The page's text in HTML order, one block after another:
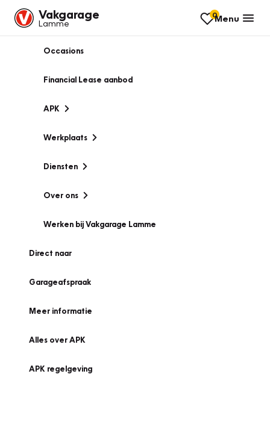
Vakgarage
Lamme
0Menu
Occasions
Financial Lease aanbod
APK
Werkplaats
Diensten
Over ons
Werken bij Vakgarage Lamme
Direct naar
Garageafspraak
Meer informatie
Alles over APK
APK regelgeving